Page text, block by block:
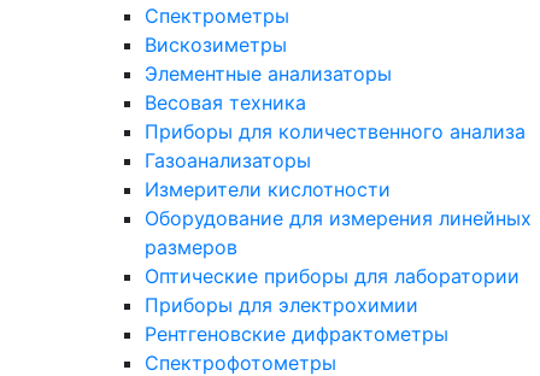
Спектрометры
Вискозиметры
Элементные анализаторы
Весовая техника
Приборы для количественного анализа
Газоанализаторы
Измерители кислотности
Оборудование для измерения линейных
размеров
Оптические приборы для лаборатории
Приборы для электрохимии
Рентгеновские дифрактометры
Спектрофотометры